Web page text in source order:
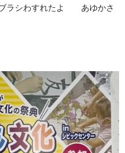
シわすれたよ あゆかさ